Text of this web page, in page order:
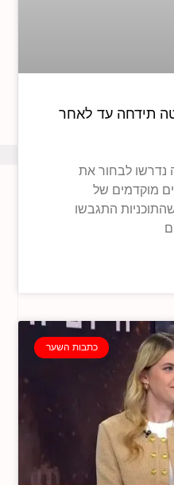
ההחלטה תידחה עד לאחר
בני 70 ומעלה נדרשו לבחור את
מוקדמים של
התגבשו
כתבות השער